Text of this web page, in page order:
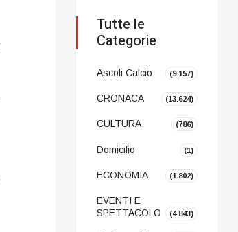
Tutte le
Categorie
Ascoli Calcio (9.157)
CRONACA (13.624)
CULTURA (786)
Domicilio (1)
ECONOMIA (1.802)
EVENTI E
SPETTACOLO
(4.843)